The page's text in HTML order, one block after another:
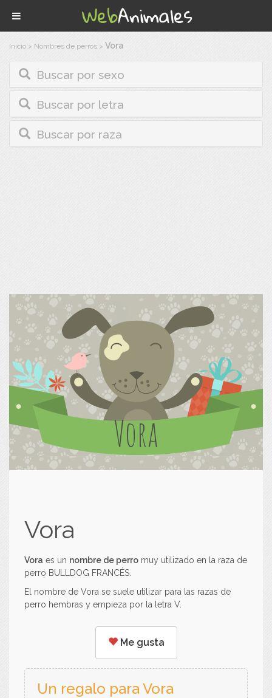
Inicio > Nombres de perros > Vora
Buscar por sexo
Buscar por letra
Buscar por raza
Vora
Vora
Vora es un nombre de perro muy utilizado en la raza de
perro BULLDOG FRANCÉS.
El nombre de Vora se suele utilizar para las razas de
perro hembras y empieza por la letra V.
Me gusta
Un regalo para Vora